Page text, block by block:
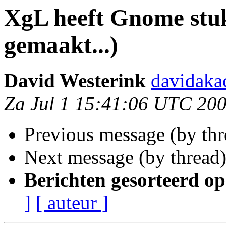
XgL heeft Gnome
gemaakt...)
David Westerink
Za Jul 1 15:41:06 UTC
Previous message (by
Next message (by
Berichten gesorteerd
] [ auteur ]